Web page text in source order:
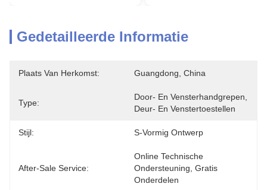
Gedetailleerde Informatie
Plaats Van Herkomst: Guangdong, China
Type:
Door- En Vensterhandgrepen,
Deur- En Venstertoestellen
Stijl: S-Vormig Ontwerp
After-Sale Service:
Online Technische
Ondersteuning, Gratis
Onderdelen